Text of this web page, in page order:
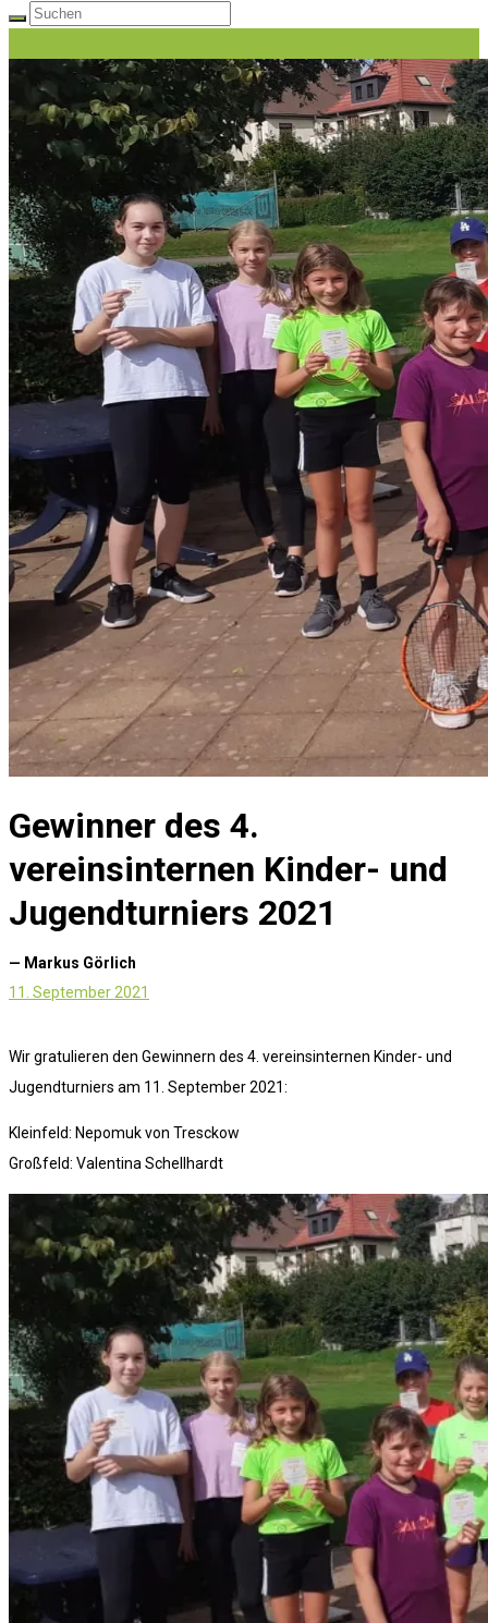
Gewinner des 4.
vereinsinternen Kinder- und
Jugendturniers 2021
— Markus Görlich
11. September 2021
Wir gratulieren den Gewinnern des 4. vereinsinternen Kinder- und
Jugendturniers am 11. September 2021:
Kleinfeld: Nepomuk von Tresckow
Großfeld: Valentina Schellhardt